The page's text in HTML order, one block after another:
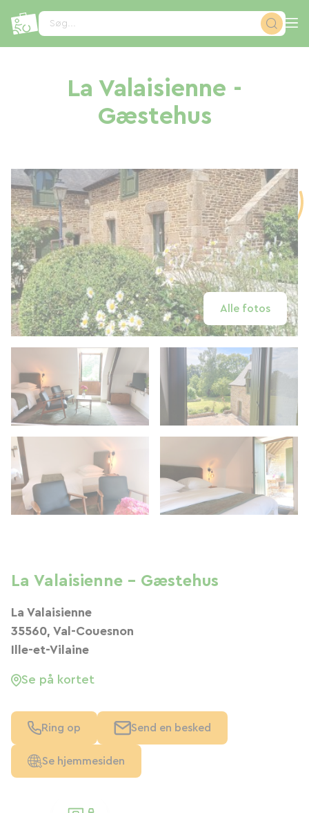
Søg...
La Valaisienne -
Gæstehus
Alle fotos
La Valaisienne - Gæstehus
La Valaisienne
35560, Val-Couesnon
Ille-et-Vilaine
Se på kortet
Ring op Send en besked
Se hjemmesiden
CCookie-styringspanel